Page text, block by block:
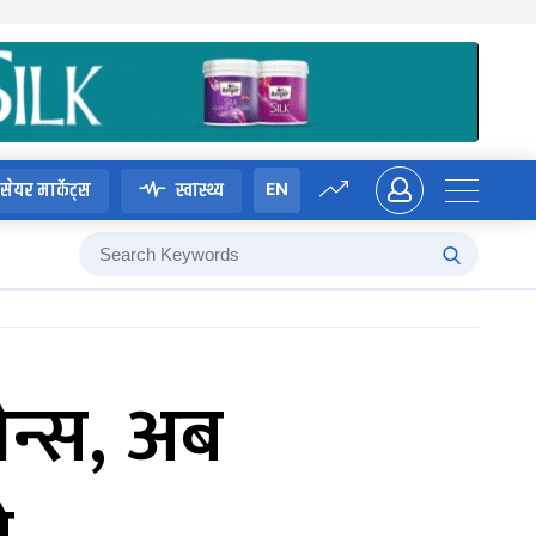
सेयर मार्केट्स स्वास्थ्य EN
अब